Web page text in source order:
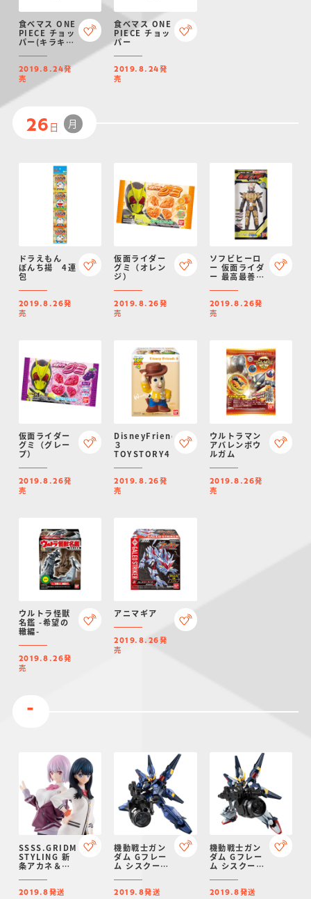
食べマス ONE
PIECE チョッ
パー(キラキラ
2019.8.24発
売
食べマス ONE
PIECE チョッ
パー
2019.8.24発
売
26 日 月
ドラえもん
ぼんち揚 4連
包
2019.8.26発
売
仮面ライダー
グミ（オレン
ジ）
2019.8.26発
売
ソフビヒーロ
ー 仮面ライダ
ー 最高最善の
2019.8.26発
売
仮面ライダー
グミ（グレー
プ）
2019.8.26発
売
DisneyFriends
３
TOYSTORY4
2019.8.26発
売
ウルトラマン
アバレンボウ
ルガム
2019.8.26発
売
ウルトラ怪獣
名鑑 -希望の
轍編-
2019.8.26発
売
アニマギア
2019.8.26発
売
-
SSSS.GRIDMAN
STYLING 新
条アカネ＆宝
【プレミアム
バンダイ限
2019.8発送
機動戦士ガン
ダム Gフレー
ム シスクード
カラー)【プレ
ミアムバンダ
2019.8発送
機動戦士ガン
ダム Gフレー
ム シスクード
ー)【プレミア
ムバンダイ限
2019.8発送